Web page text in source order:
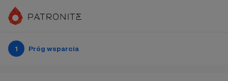
1 Próg wsparcia